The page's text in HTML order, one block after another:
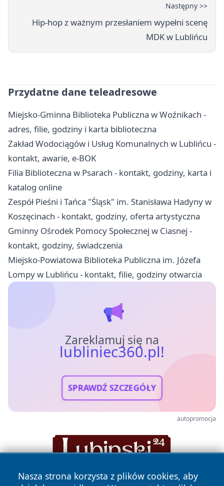
Następny >>
Hip-hop z ważnym przesłaniem wypełni scenę
MDK w Lublińcu
Przydatne dane teleadresowe
Miejsko-Gminna Biblioteka Publiczna w Woźnikach -
adres, filie, godziny i karta biblioteczna
Zakład Wodociągów i Usług Komunalnych w Lublińcu -
kontakt, awarie, e-BOK
Filia Biblioteczna w Psarach - kontakt, godziny, karta i
katalog online
Zespół Pieśni i Tańca "Śląsk" im. Stanisława Hadyny w
Koszęcinach - kontakt, godziny, oferta artystyczna
Gminny Ośrodek Pomocy Społecznej w Ciasnej -
kontakt, godziny, świadczenia
Miejsko-Powiatowa Biblioteka Publiczna im. Józefa
Lompy w Lublińcu - kontakt, filie, godziny otwarcia
Zareklamuj się na
lubliniec360.pl!
SPRAWDŹ SZCZEGÓŁY
autopromocja
Nasza strona korzysta z plików cookies, aby